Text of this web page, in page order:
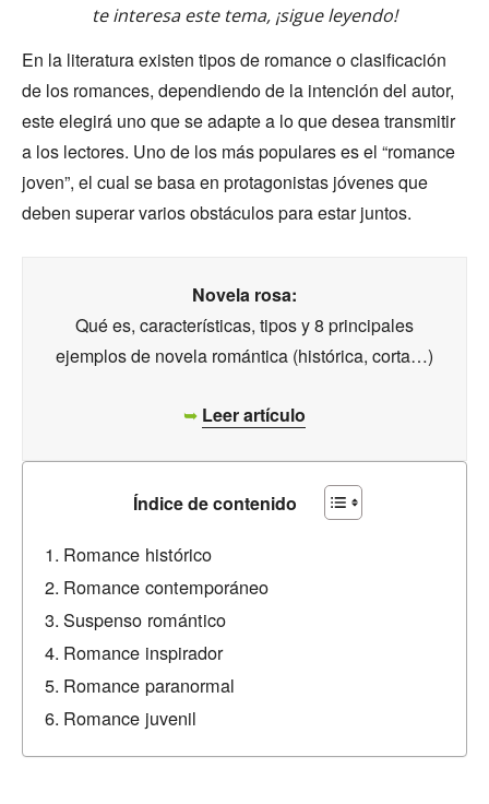
te interesa este tema, ¡sigue leyendo!
En la literatura existen tipos de romance o clasificación
de los romances, dependiendo de la intención del autor,
este elegirá uno que se adapte a lo que desea transmitir
a los lectores. Uno de los más populares es el “romance
joven”, el cual se basa en protagonistas jóvenes que
deben superar varios obstáculos para estar juntos.
Novela rosa:
Qué es, características, tipos y 8 principales
ejemplos de novela romántica (histórica, corta…)
➥ Leer artículo
Índice de contenido
Romance histórico
Romance contemporáneo
Suspenso romántico
Romance inspirador
Romance paranormal
Romance juvenil